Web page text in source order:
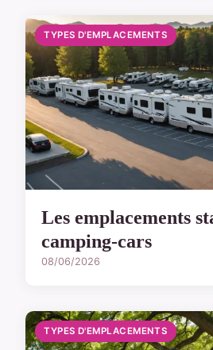
TYPES D'EMPLACEMENTS
Les emplacements
camping-cars
08/06/2026
TYPES D'EMPLACEMENTS